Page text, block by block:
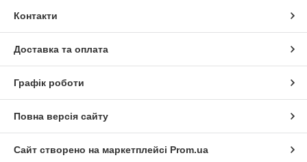
Контакти
Доставка та оплата
Графік роботи
Повна версія сайту
Сайт створено на маркетплейсі Prom.ua